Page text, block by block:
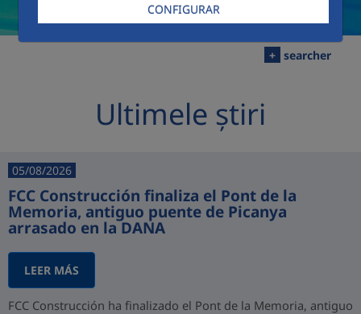
CONFIGURAR
+ searcher
Ultimele știri
05/08/2026
FCC Construcción finaliza el Pont de la
Memoria, antiguo puente de Picanya
arrasado en la DANA
LEER MÁS
FCC Construcción ha finalizado el Pont de la Memoria, antiguo